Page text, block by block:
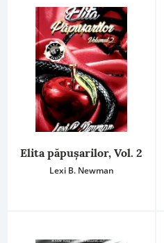
Elita păpușarilor, Vol. 2
Lexi B. Newman